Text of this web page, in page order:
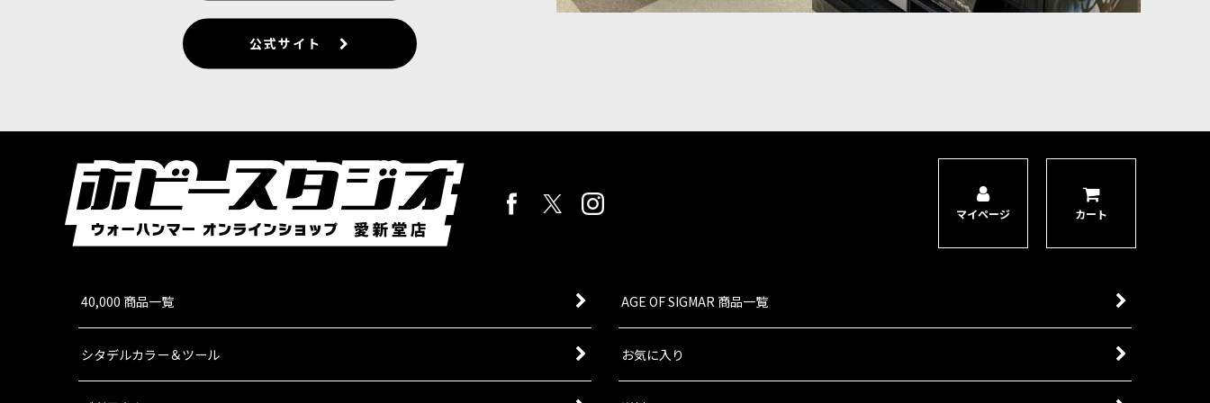
公式サイト
マイページ カート
40,000 商品一覧 AGE OF SIGMAR 商品一覧
シタデルカラー＆ツール お気に入り